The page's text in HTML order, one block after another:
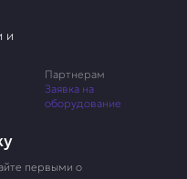
первыми о
и
Партнерам
Заявка на
оборудование